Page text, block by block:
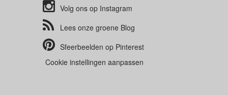
Volg ons op Instagram
Lees onze groene Blog
Sfeerbeelden op Pinterest
Cookie instellingen aanpassen